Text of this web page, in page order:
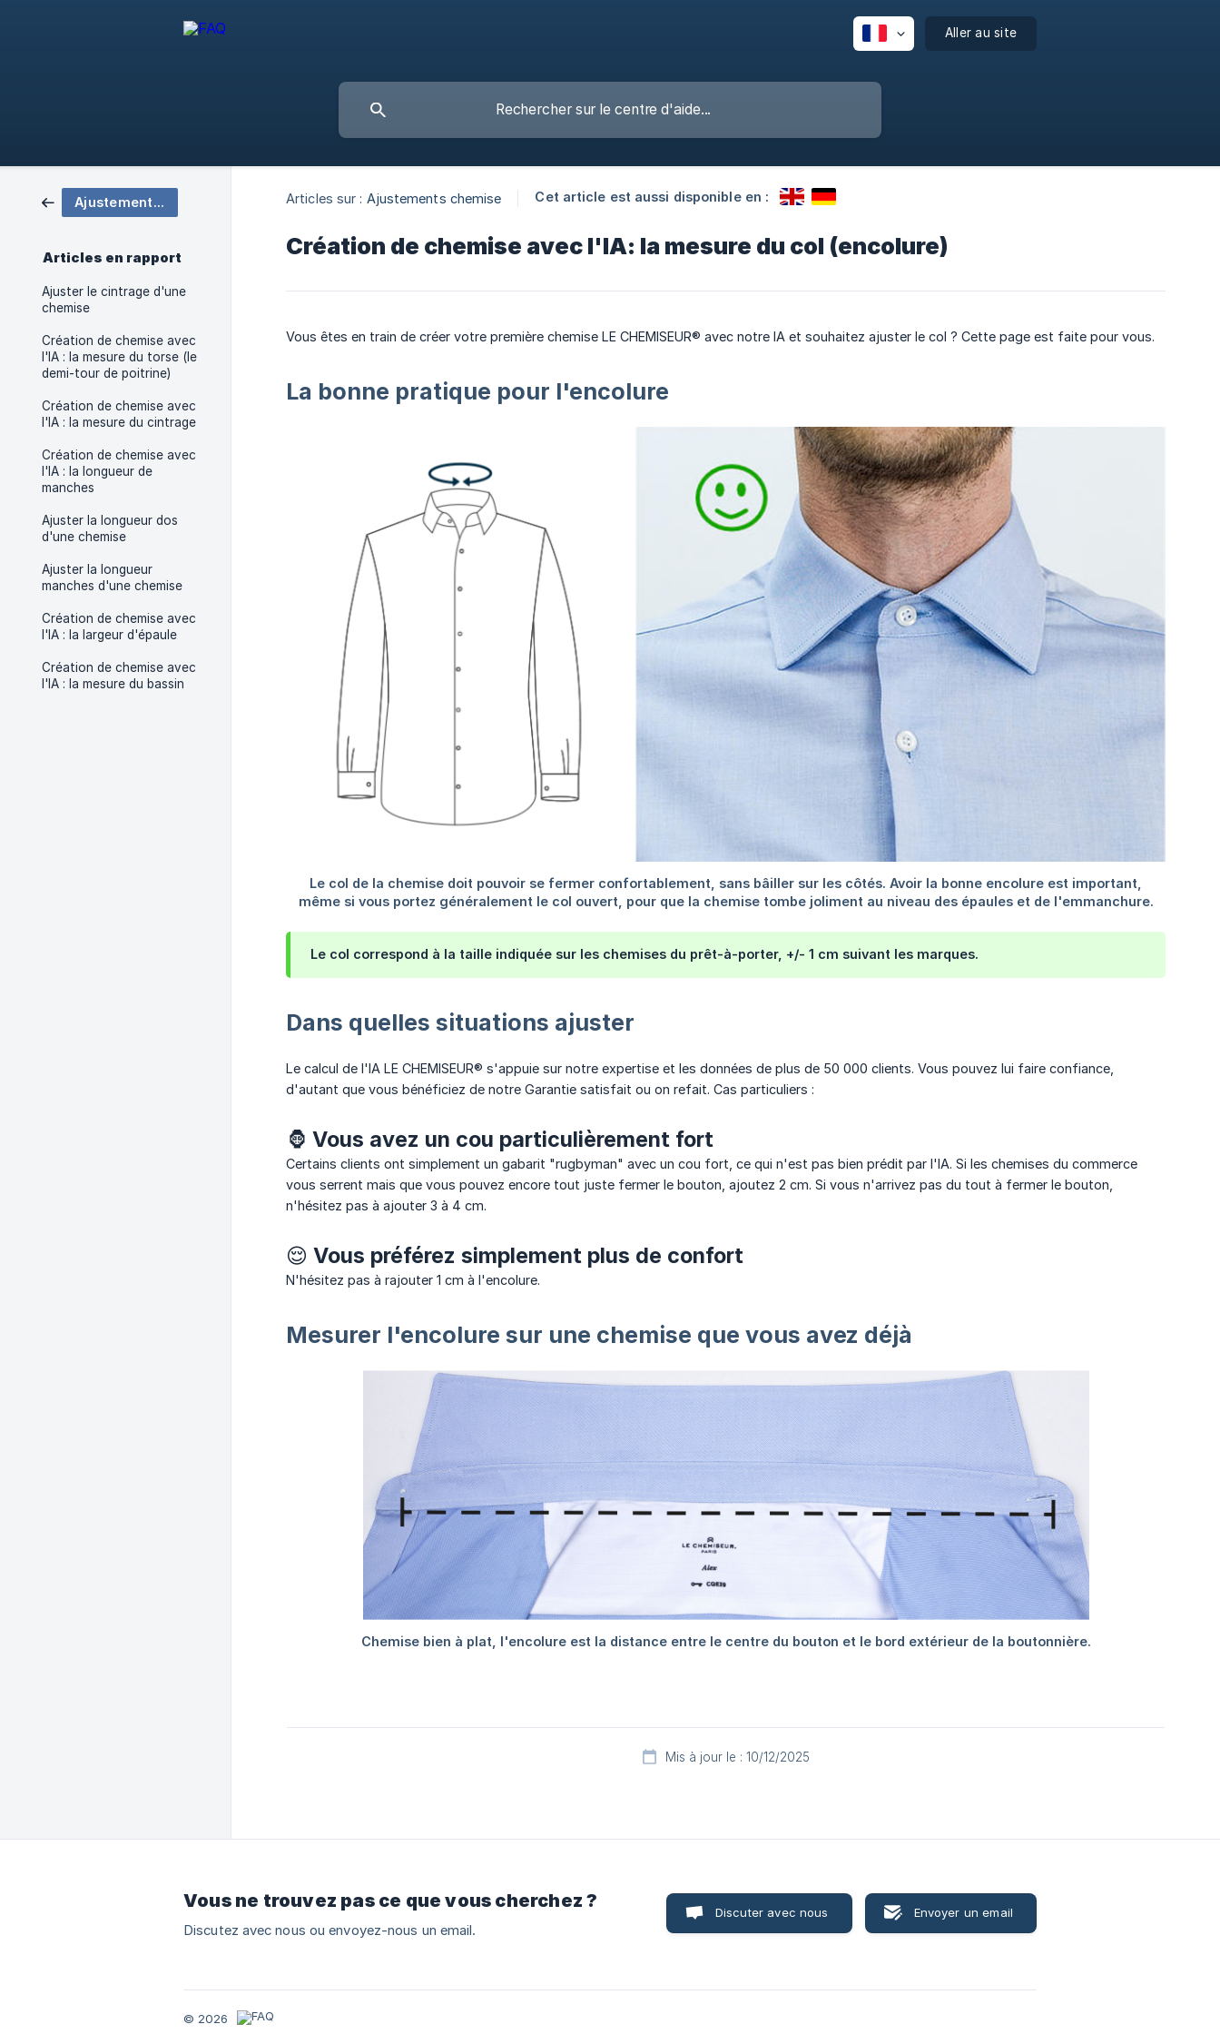
Aller au site
Ajustements chemise
Articles en rapport
Ajuster le cintrage d'une
chemise
Création de chemise avec
l'IA : la mesure du torse (le
demi-tour de poitrine)
Création de chemise avec
l'IA : la mesure du cintrage
Création de chemise avec
l'IA : la longueur de
manches
Ajuster la longueur dos
d'une chemise
Ajuster la longueur
manches d'une chemise
Création de chemise avec
l'IA : la largeur d'épaule
Création de chemise avec
l'IA : la mesure du bassin
Articles sur : Ajustements chemise Cet article est aussi disponible en :
Création de chemise avec l'IA: la mesure du col (encolure)
Vous êtes en train de créer votre première chemise LE CHEMISEUR® avec notre IA et souhaitez ajuster le col ? Cette page est faite pour vous.
La bonne pratique pour l'encolure
Le col correspond à la taille indiquée sur les chemises du prêt-à-porter, +/- 1 cm suivant les marques.
Dans quelles situations ajuster
Le calcul de l'IA LE CHEMISEUR® s'appuie sur notre expertise et les données de plus de 50 000 clients. Vous pouvez lui faire confiance,
d'autant que vous bénéficiez de notre Garantie satisfait ou on refait. Cas particuliers :
🦍 Vous avez un cou particulièrement fort
Certains clients ont simplement un gabarit "rugbyman" avec un cou fort, ce qui n'est pas bien prédit par l'IA. Si les chemises du commerce
vous serrent mais que vous pouvez encore tout juste fermer le bouton, ajoutez 2 cm. Si vous n'arrivez pas du tout à fermer le bouton,
n'hésitez pas à ajouter 3 à 4 cm.
😌 Vous préférez simplement plus de confort
N'hésitez pas à rajouter 1 cm à l'encolure.
Mesurer l'encolure sur une chemise que vous avez déjà
Mis à jour le : 10/12/2025
Vous ne trouvez pas ce que vous cherchez ?
Discutez avec nous ou envoyez-nous un email.
Discuter avec nous Envoyer un email
© 2026